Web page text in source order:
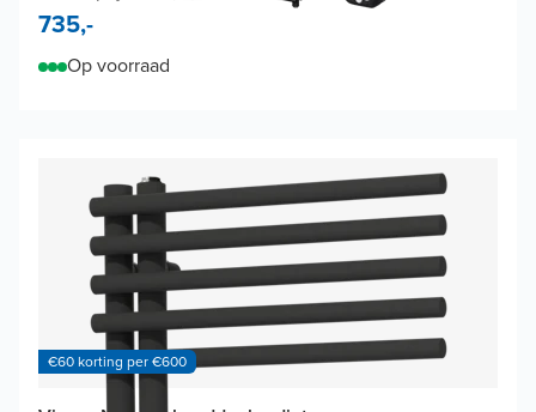
735,-
Op voorraad
€60 korting per €600